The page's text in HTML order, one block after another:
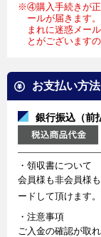
※④購入手続きが正
ールが届きます。
まれに迷惑メー
とがございます
お支払い方法
銀行振込（前
・領収書について
会員様も非会員様
ードして頂けます。
・注意事項
ご入金の確認が取